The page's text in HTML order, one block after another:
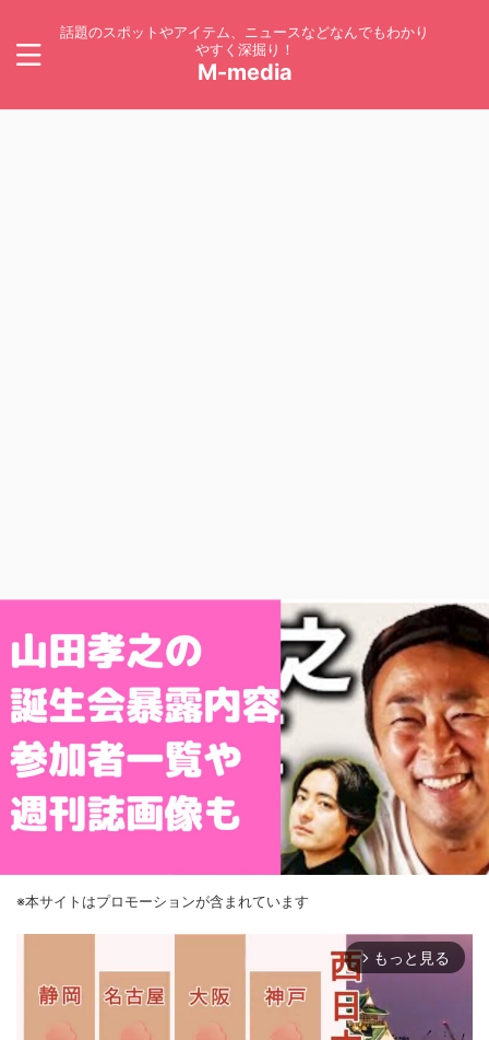
話題のスポットやアイテム、ニュースなどなんでもわかり
やすく深掘り！
M-media
※本サイトはプロモーションが含まれています
arrow_forward_ios もっと見る